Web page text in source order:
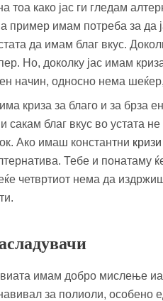
тоа како јас ги гледам
пример имам потреба за
да имам благ вкус.
Но, доколку јас имам
начин, односно нема
криза за благо и за брза
и сакам благ вкус во устата
Ако имаш константни
Тебе и понатаму
четвртиот нема да
имам добро мислење
за полиоли, особено